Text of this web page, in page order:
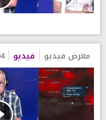
معرض فيديو فيديو